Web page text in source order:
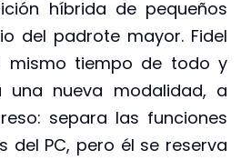
híbrida de pequeños
del padrote mayor. Fidel
mismo tiempo de todo y
una nueva modalidad, a
separa las funciones
del PC, pero él se reserva